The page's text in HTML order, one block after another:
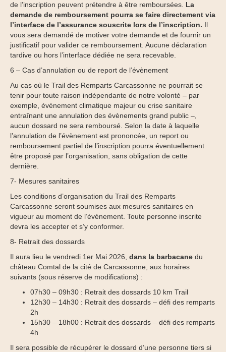
de l’inscription peuvent prétendre à être remboursées. La
demande de remboursement pourra se faire directement via
l’interface de l’assurance souscrite lors de l’inscription. Il
vous sera demandé de motiver votre demande et de fournir un
justificatif pour valider ce remboursement. Aucune déclaration
tardive ou hors l’interface dédiée ne sera recevable.
6 – Cas d’annulation ou de report de l’évènement
Au cas où le Trail des Remparts Carcassonne ne pourrait se
tenir pour toute raison indépendante de notre volonté – par
exemple, événement climatique majeur ou crise sanitaire
entraînant une annulation des évènements grand public –,
aucun dossard ne sera remboursé. Selon la date à laquelle
l’annulation de l’évènement est prononcée, un report ou
remboursement partiel de l’inscription pourra éventuellement
être proposé par l’organisation, sans obligation de cette
dernière.
7- Mesures sanitaires
Les conditions d’organisation du Trail des Remparts
Carcassonne seront soumises aux mesures sanitaires en
vigueur au moment de l’événement. Toute personne inscrite
devra les accepter et s’y conformer.
8- Retrait des dossards
Il aura lieu le vendredi 1er Mai 2026, dans la barbacane du
château Comtal de la cité de Carcassonne, aux horaires
suivants (sous réserve de modifications) :
07h30 – 09h30 : Retrait des dossards 10 km Trail
12h30 – 14h30 : Retrait des dossards – défi des remparts
2h
15h30 – 18h00 : Retrait des dossards – défi des remparts
4h
Il sera possible de récupérer le dossard d’une personne tiers si